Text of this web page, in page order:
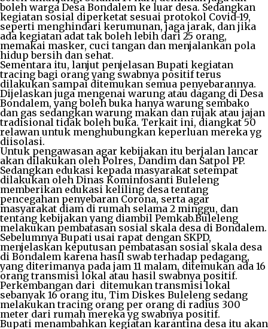
boleh warga Desa Bondalem ke luar desa. Sedangkan
kegiatan sosial diperketat sesuai protokol Covid-19,
seperti menghindari kerumunan, jaga jarak, dan jika
ada kegiatan adat tak boleh lebih dari 25 orang,
memakai masker, cuci tangan dan menjalankan pola
hidup bersih dan sehat.
Sementara itu, lanjut penjelasan Bupati kegiatan
tracing bagi orang yang swabnya positif terus
dilakukan sampai ditemukan semua penyebarannya.
Dijelaskan juga mengenai warung atau dagang di Desa
Bondalem, yang boleh buka hanya warung sembako
dan gas sedangkan warung makan dan rujak atau jajan
tradisional tidak boleh buka. Terkait ini, diangkat 50
relawan untuk menghubungkan keperluan mereka yg
diisolasi.
Untuk pengawasan agar kebijakan itu berjalan lancar
akan dilakukan oleh Polres, Dandim dan Satpol PP.
Sedangkan edukasi kepada masyarakat setempat
dilakukan oleh Dinas Kominfosanti Buleleng
memberikan edukasi keliling desa tentang
pencegahan penyebaran Corona, serta agar
masyarakat diam di rumah selama 2 minggu, dan
tentang kebijakan yang diambil Pemkab.Buleleng
melakukan pembatasan sosial skala desa di Bondalem.
Sebelumnya Bupati usai rapat dengan SKPD,
menjelaskan keputusan pembatasan sosial skala desa
di Bondalem karena hasil swab terhadap pedagang,
yang diterimanya pada jam 11 malam, ditemukan ada 16
orang transmisi lokal atau hasil swabnya positif.
Perkembangan dari ditemukan transmisi lokal
sebanyak 16 orang itu, Tim Diskes Buleleng sedang
melakukan tracing orang per orang di radius 300
meter dari rumah mereka yg swabnya positif.
Bupati menambahkan kegiatan karantina desa itu akan